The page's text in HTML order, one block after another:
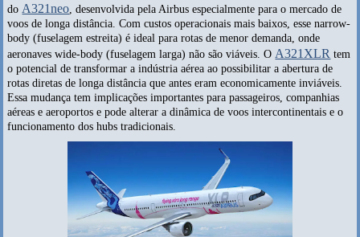
doA321neo, desenvolvida pela Airbus especialmente para o mercado de
voos de longa distância. Com custos operacionais mais baixos, esse narrow-
body (fuselagem estreita) é ideal para rotas de menor demanda, onde
aeronaves wide-body (fuselagem larga) não são viáveis. OA321XLR tem
o potencial de transformar a indústria aérea ao possibilitar a abertura de
rotas diretas de longa distância que antes eram economicamente inviáveis.
Essa mudança tem implicações importantes para passageiros, companhias
aéreas e aeroportos e pode alterar a dinâmica de voos intercontinentais e o
funcionamento dos hubs tradicionais.